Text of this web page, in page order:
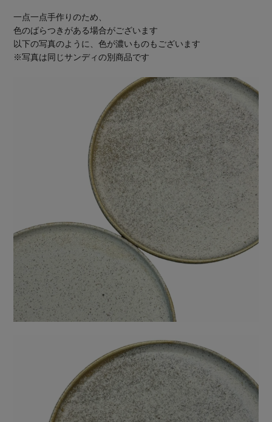
一点一点手作りのため、
色のばらつきがある場合がございます
以下の写真のように、色が濃いものもございます
※写真は同じサンディの別商品です